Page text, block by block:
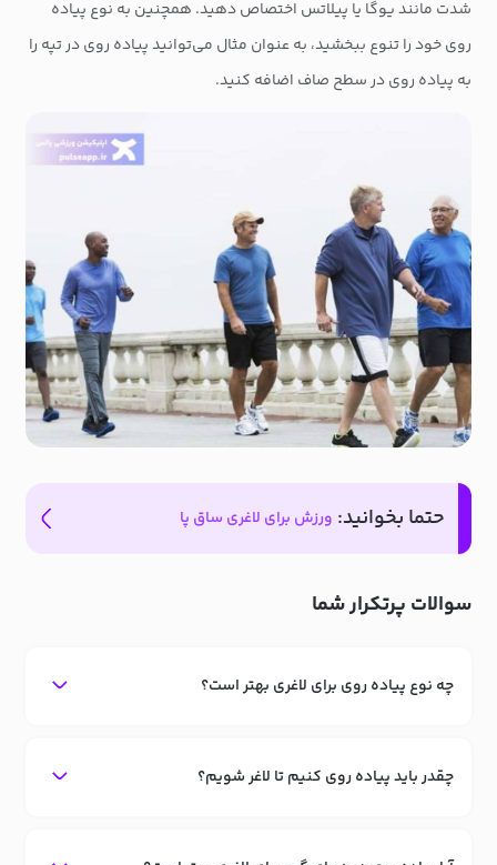
شدت مانند یوگا یا پیلاتس اختصاص دهید. همچنین به نوع پیاده
روی خود را تنوع ببخشید، به عنوان مثال می‌توانید پیاده روی در تپه را
به پیاده روی در سطح صاف اضافه کنید.
حتما بخوانید: ورزش برای لاغری ساق پا
سوالات پرتکرار شما
چه نوع پیاده روی برای لاغری بهتر است؟
چقدر باید پیاده روی کنیم تا لاغر شویم؟